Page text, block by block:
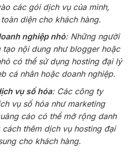
các gói dịch vụ của mình,
diện cho khách hàng.
nghiệp nhỏ: Những người
tạo nội dung như blogger hoặc
có thể sử dụng hosting đại lý
cá nhân hoặc doanh nghiệp.
vụ số hóa: Các công ty
vụ số hóa như marketing
cáo có thể mở rộng danh
thêm dịch vụ hosting đại
cho khách hàng.